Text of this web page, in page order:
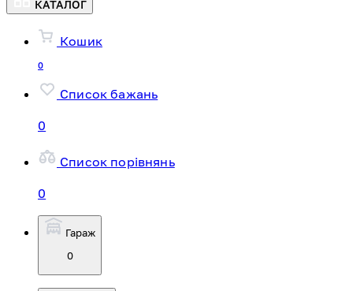
КАТАЛОГ
Кошик
0
Список бажань
0
Список порівнянь
0
Гараж
0